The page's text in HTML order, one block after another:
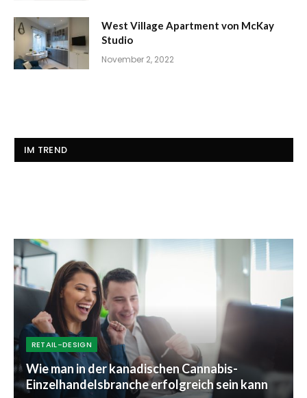
West Village Apartment von McKay
Studio
November 2, 2022
IM TREND
RETAIL-DESIGN
Wie man in der kanadischen Cannabis-
Einzelhandelsbranche erfolgreich sein kann